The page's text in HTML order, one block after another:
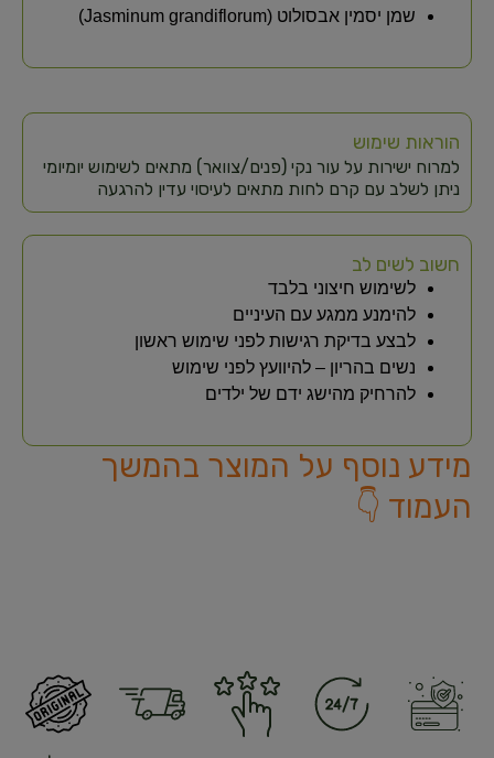
שמן יסמין אבסולוט (Jasminum grandiflorum)
הוראות שימוש
למרוח ישירות על עור נקי (פנים/צוואר) מתאים לשימוש יומיומי
ניתן לשלב עם קרם לחות מתאים לעיסוי עדין להרגעה
חשוב לשים לב
לשימוש חיצוני בלבד
להימנע ממגע עם העיניים
לבצע בדיקת רגישות לפני שימוש ראשון
נשים בהריון – להיוועץ לפני שימוש
להרחיק מהישג ידם של ילדים
מידע נוסף על המוצר בהמשך
העמוד 👇